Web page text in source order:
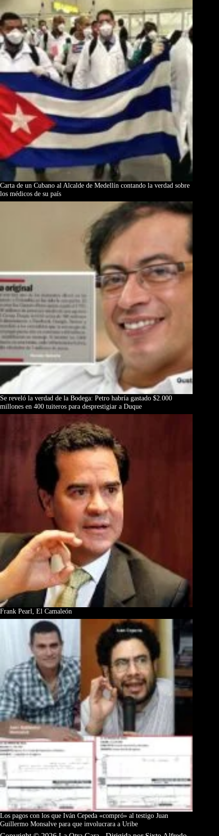
Carta de un Cubano al Alcalde de Medellín contando la verdad sobre
los médicos de su país
Se reveló la verdad de la Bodega: Petro habría gastado $2.000
millones en 400 tuiteros para desprestigiar a Duque
Frank Pearl, El Camaleón
Los pagos con los que Iván Cepeda «compró» al testigo Juan
Guillermo Monsalve para que involucrara a Uribe